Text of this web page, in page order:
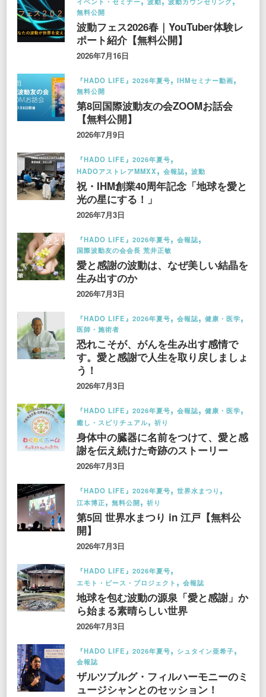
無料公開
波動フェス2026春｜YouTuber体験レ
ポート紹介【無料公開】
2026年7月16日
『HADO LIFE』2026年夏号
IHMセミナー動画
無料公開
第8回国際波動友の会ZOOMお話会
【無料公開】
2026年7月9日
『HADO LIFE』2026年夏号
HADOアストレアMMXX
会報誌 波動
祝・IHM創業40周年記念「地球を愛と
光の星にする！」
2026年7月3日
『HADO LIFE』2026年夏号
会報誌
国際波動友の会会長 荒井正敏
愛と感謝の波動は、なぜ美しい結晶を
生み出すのか
2026年7月3日
『HADO LIFE』2026年夏号 会報誌
健康・医学
医師・施術者
恐れこそが、がんを生み出す感情で
す。愛と感謝で人生を取り戻しましょ
う！
2026年7月3日
『HADO LIFE』2026年夏号 会報誌
健康・医学
癒し・スピリチュアル
祈り
身体中の臓器に名前をつけて、愛と感
謝を伝え続けた奇跡のストーリー
2026年7月3日
『HADO LIFE』2026年夏号
世界水まつり
江本博正
無料公開 祈り
第5回 世界水まつり in 江戸【無料公
開】
2026年7月3日
『HADO LIFE』2026年夏号
エモト・ピース・プロジェクト
会報誌
地球を包む波動の源泉「愛と感謝」か
ら始まる素晴らしい世界
2026年7月3日
『HADO LIFE』2026年夏号
シュタイン亜希子
会報誌
ザルツブルグ・フィルハーモニーのミ
ュージシャンとのセッション！